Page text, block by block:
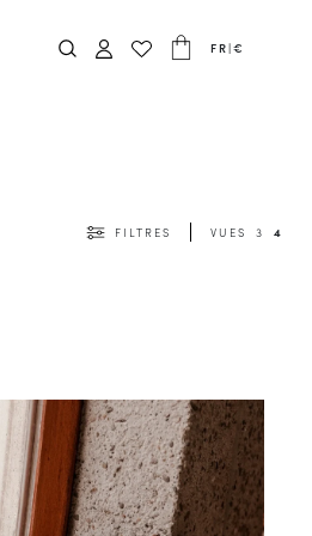
FR|€
FILTRES VUES 3 4